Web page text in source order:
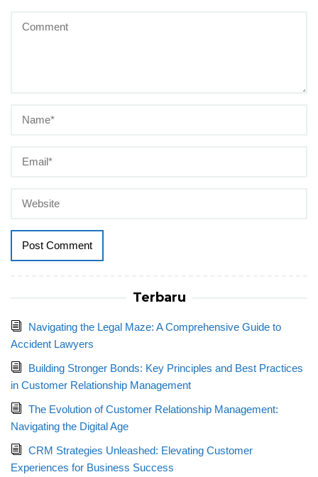
Terbaru
Navigating the Legal Maze: A Comprehensive Guide to
Accident Lawyers
Building Stronger Bonds: Key Principles and Best Practices
in Customer Relationship Management
The Evolution of Customer Relationship Management:
Navigating the Digital Age
CRM Strategies Unleashed: Elevating Customer
Experiences for Business Success